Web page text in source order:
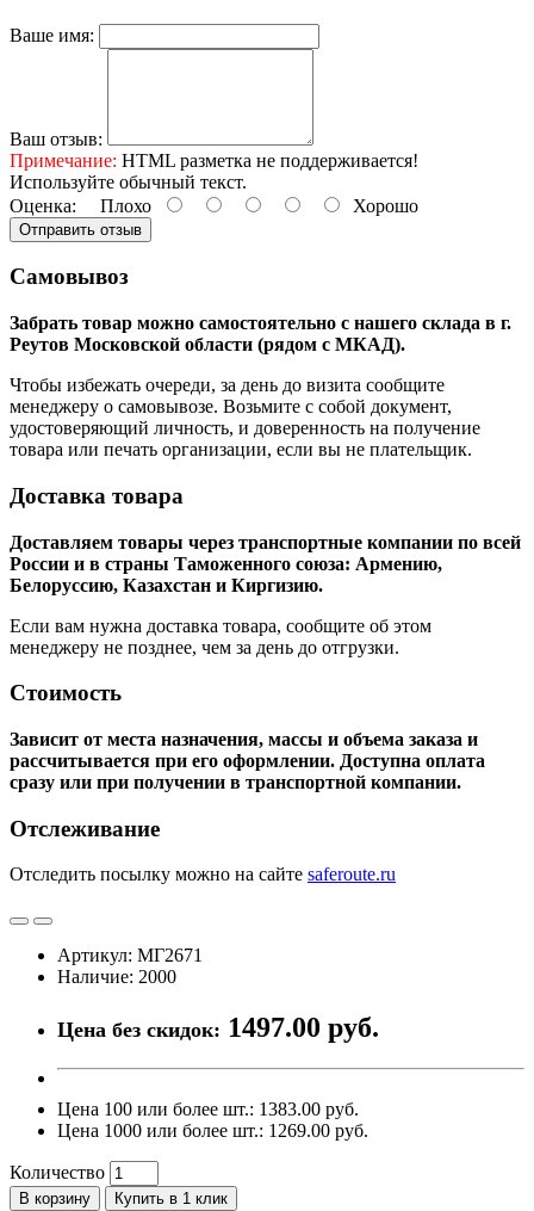
Ваше имя:
Ваш отзыв:
Примечание: HTML разметка не поддерживается!
Используйте обычный текст.
Оценка: Плохо Хорошо
Отправить отзыв
Самовывоз
Забрать товар можно самостоятельно с нашего склада в г.
Реутов Московской области (рядом с МКАД).
Чтобы избежать очереди, за день до визита сообщите
менеджеру о самовывозе. Возьмите с собой документ,
удостоверяющий личность, и доверенность на получение
товара или печать организации, если вы не плательщик.
Доставка товара
Доставляем товары через транспортные компании по всей
России и в страны Таможенного союза: Армению,
Белоруссию, Казахстан и Киргизию.
Если вам нужна доставка товара, сообщите об этом
менеджеру не позднее, чем за день до отгрузки.
Стоимость
Зависит от места назначения, массы и объема заказа и
рассчитывается при его оформлении. Доступна оплата
сразу или при получении в транспортной компании.
Отслеживание
Отследить посылку можно на сайте saferoute.ru
Артикул: МГ2671
Наличие: 2000
Цена без скидок: 1497.00 руб.
Цена 100 или более шт.: 1383.00 руб.
Цена 1000 или более шт.: 1269.00 руб.
Количество
В корзину Купить в 1 клик